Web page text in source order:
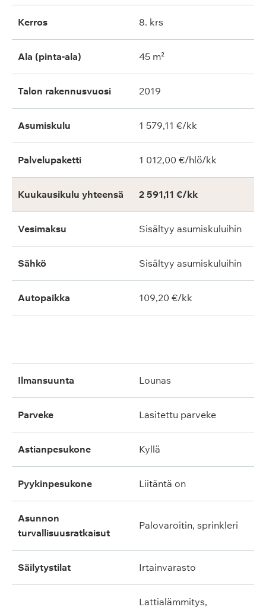
Kerros 8. krs
Ala (pinta-ala) 45 m²
Talon rakennusvuosi 2019
Asumiskulu 1 579,11 €/kk
Palvelupaketti 1 012,00 €/hlö/kk
Kuukausikulu yhteensä 2 591,11 €/kk
Vesimaksu Sisältyy asumiskuluihin
Sähkö Sisältyy asumiskuluihin
Autopaikka 109,20 €/kk
ilmansuunta lounas
parveke lasitettu parveke
astianpesukone kyllä
pyykinpesukone liitäntä on
asunnon
turvallisuusratkaisut
palovaroitin, sprinkleri
säilytystilat irtainvarasto
lattialämmitys,